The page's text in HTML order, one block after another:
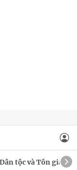
Dân tộc và Tôn giáo